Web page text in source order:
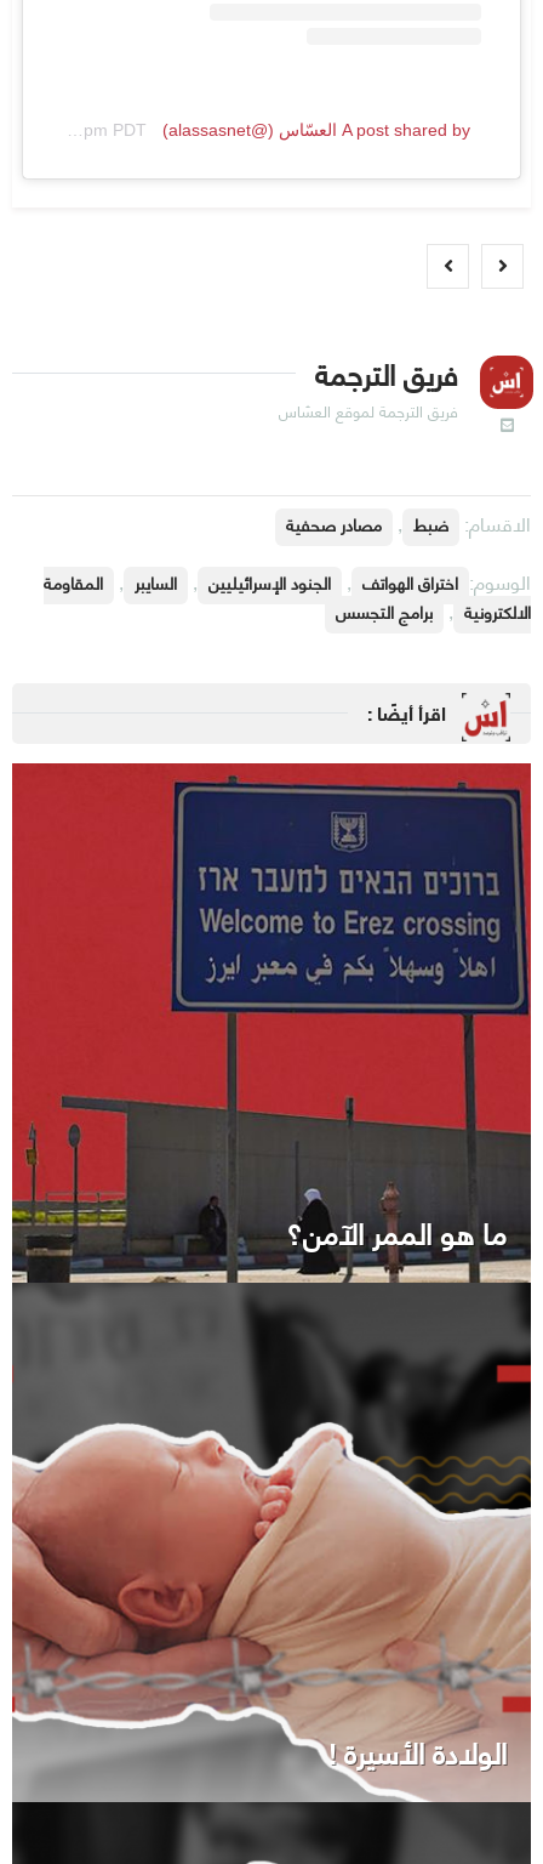
A post shared by العسّاس (@alassasnet) Jul 18, 2019 at 12:40pm PDT
فريق الترجمة
فريق الترجمة لموقع العسّاس
الاقسام: ضبط , مصادر صحفية
الوسوم: اختراق الهواتف , الجنود الإسرائيليين , السايبر , المقاومة
الالكترونية , برامج التجسس
اقرأ أيضًا :
ما هو الممر الآمن؟
الولادة الأسيرة !